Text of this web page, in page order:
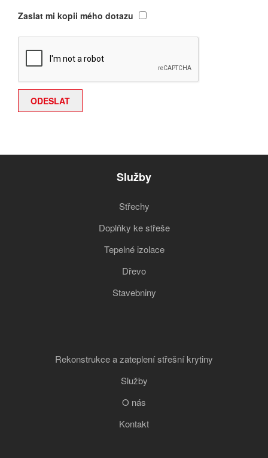
Zaslat mi kopii mého dotazu
Služby
Střechy
Doplňky ke střeše
Tepelné izolace
Dřevo
Stavebniny
Rekonstrukce a zateplení střešní krytiny
Služby
O nás
Kontakt